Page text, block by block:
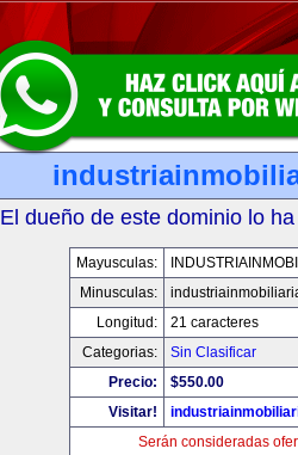
El dueño de este dominio lo
Mayusculas:
Minusculas:
Longitud:
21 caracteres
Categorias:
Sin Clasificar
Precio:
$550.00
Visitar!
Serán consideradas